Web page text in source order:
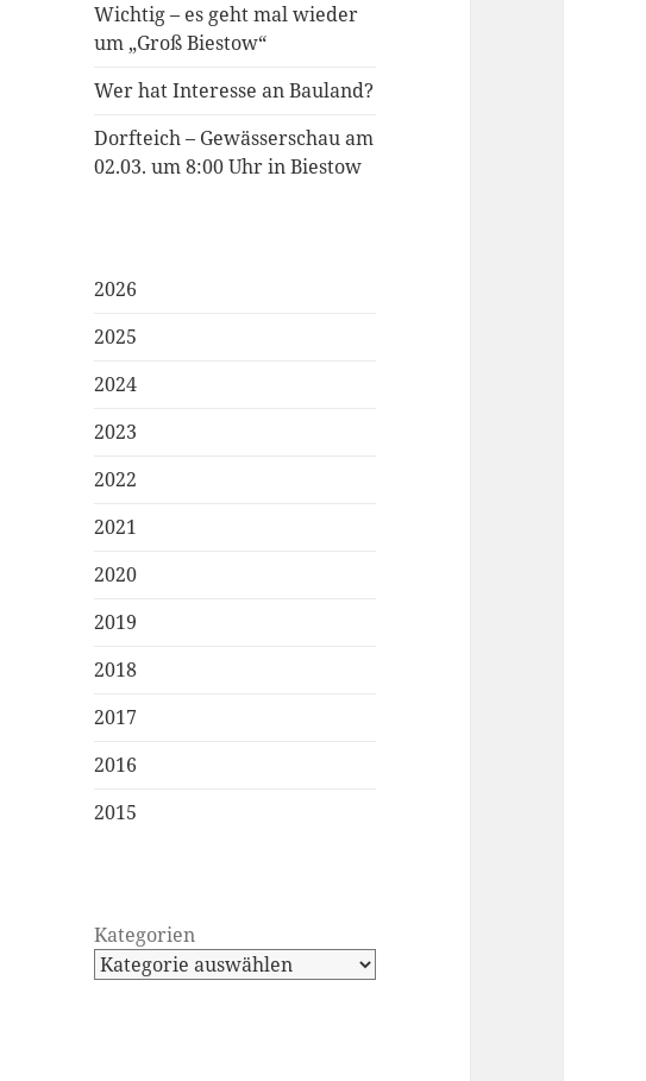
Wichtig – es geht mal wieder
um „Groß Biestow“
Wer hat Interesse an Bauland?
Dorfteich – Gewässerschau am
02.03. um 8:00 Uhr in Biestow
2026
2025
2024
2023
2022
2021
2020
2019
2018
2017
2016
2015
Kategorien